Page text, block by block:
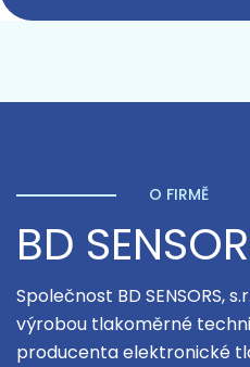
O FIRMĚ
BD
Společnost BD SENSORS,
výrobou tlakoměrné
producenta elektronické